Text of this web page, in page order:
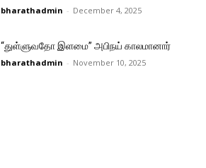
bharathadmin - December 4, 2025
“துள்ளுவதோ இளமை” அபிநய் காலமானார்
bharathadmin - November 10, 2025